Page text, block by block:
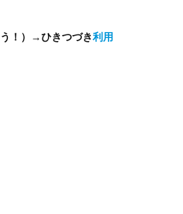
う！）→ひきつづき利用